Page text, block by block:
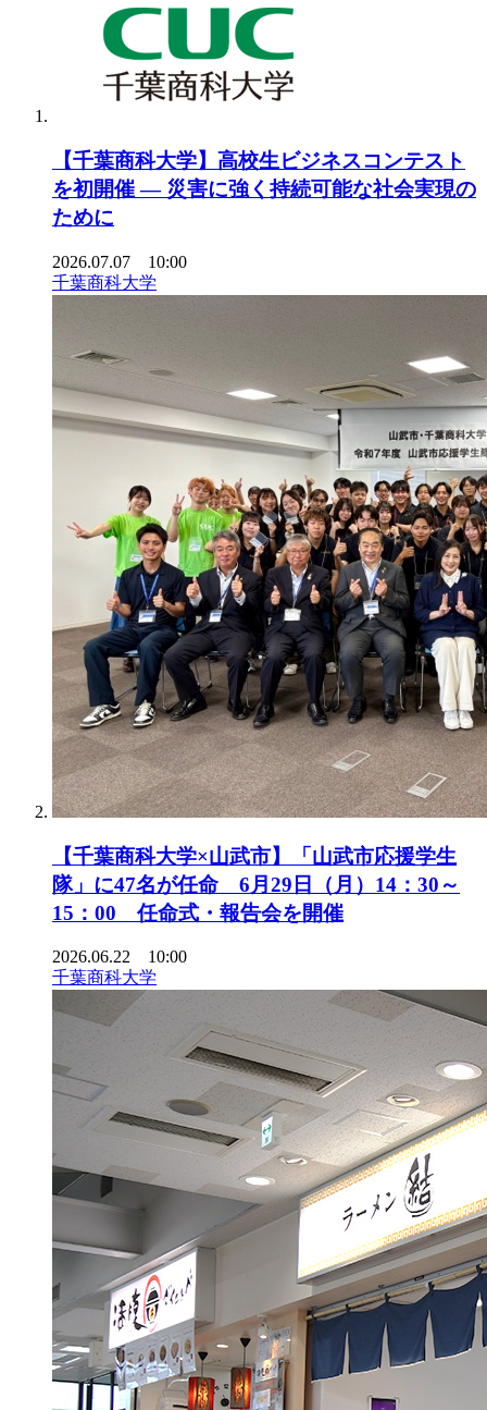
【千葉商科大学】高校生ビジネスコンテスト
を初開催 ― 災害に強く持続可能な社会実現の
ために
2026.07.07 10:00
千葉商科大学
【千葉商科大学×山武市】「山武市応援学生
隊」に47名が任命 6月29日（月）14：30～
15：00 任命式・報告会を開催
2026.06.22 10:00
千葉商科大学